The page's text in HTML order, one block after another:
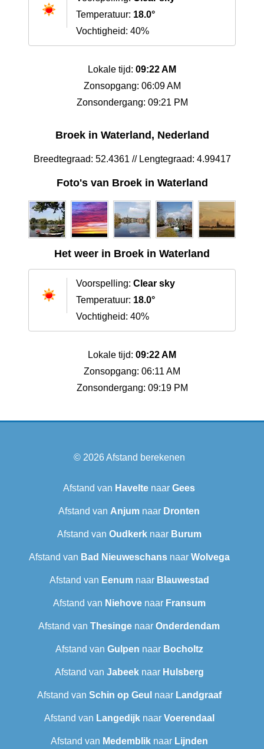
Temperatuur: 18.0°
Vochtigheid: 40%
Lokale tijd: 09:22 AM
Zonsopgang: 06:09 AM
Zonsondergang: 09:21 PM
Broek in Waterland, Nederland
Breedtegraad: 52.4361 // Lengtegraad: 4.99417
Foto's van Broek in Waterland
Het weer in Broek in Waterland
Voorspelling: Clear sky
Temperatuur: 18.0°
Vochtigheid: 40%
Lokale tijd: 09:22 AM
Zonsopgang: 06:11 AM
Zonsondergang: 09:19 PM
© 2026Afstand berekenen
Afstand van Havelte naar Gees
Afstand van Anjum naar Dronten
Afstand van Oudkerknaar Burum
Afstand van Bad Nieuweschansnaar Wolvega
Afstand van Eenumnaar Blauwestad
Afstand van Niehovenaar Fransum
Afstand van Thesinge naar Onderdendam
Afstand van Gulpen naar Bocholtz
Afstand van Jabeeknaar Hulsberg
Afstand van Schin op Geul naar Landgraaf
Afstand van Langedijknaar Voerendaal
Afstand van Medembliknaar Lijnden